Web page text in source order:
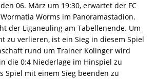
06. März um 19:30, erwartet der FC
Worms im Panoramastadion.
der Liganeuling am Tabellenende. Um
zu verlieren, ist ein Sieg in diesem Spiel
rund um Trainer Kolinger wird
die 0:4 Niederlage im Hinspiel zu
Spiel mit einem Sieg beenden zu